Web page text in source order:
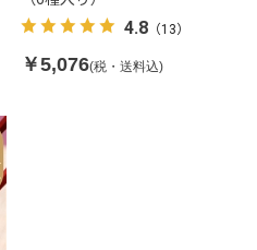
4.8（13）
￥5,076(税・送料込)